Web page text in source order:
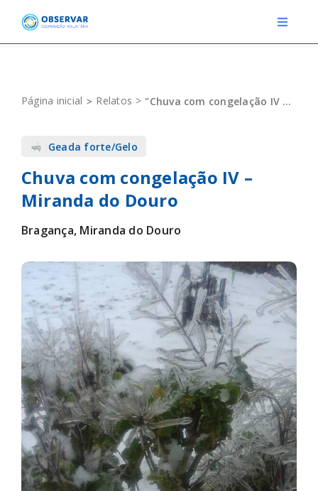
content
Toggle
EVENTOS
DEFINIÇÕES
Novo relato Login
Página inicial Relatos "Chuva com congelação IV – Miranda do Douro"
Geada forte/Gelo
Chuva com congelação IV –
Miranda do Douro
Bragança, Miranda do Douro